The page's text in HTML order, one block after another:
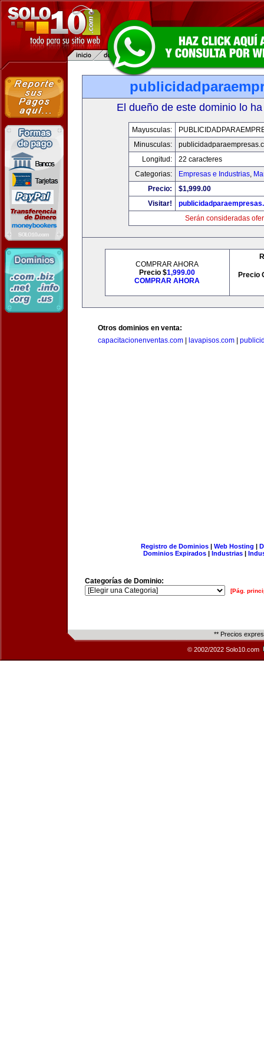
El dueño de este dominio lo
Mayusculas:
Minusculas:
Longitud:
22 caracteres
Categorias:
Empresas e Industrias,
Precio:
$1,999.00
Visitar!
Serán consideradas
COMPRAR AHORA
Precio $1,999.00
COMPRAR AHORA
Precio
Otros dominios en venta:
capacitacionenventas.com
lavapisos.com
Registro de Dominios| Web Hosting |
Dominios Expirados | Industrias |
Categorías de Dominio:
[Pág.
** Precios
© 2002/2022 Solo10.com